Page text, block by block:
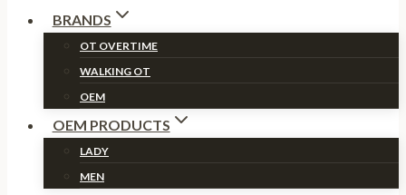
BRANDS
OT OVERTIME
WALKING OT
OEM
OEM PRODUCTS
LADY
MEN